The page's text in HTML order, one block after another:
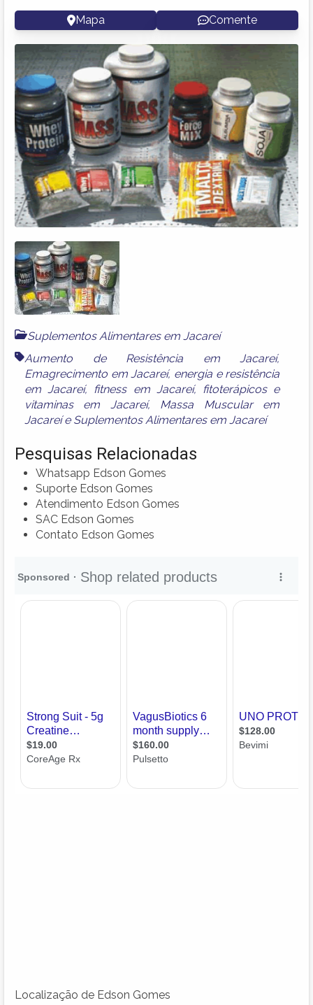
Mapa Comente
Suplementos Alimentares em Jacareí
Aumento de Resistência em Jacareí,
Emagrecimento em Jacareí, energia e resistência
em Jacareí, fitness em Jacareí, fitoterápicos e
vitaminas em Jacareí, Massa Muscular em
Jacareíe Suplementos Alimentares em Jacareí
Pesquisas Relacionadas
Whatsapp Edson Gomes
Suporte Edson Gomes
Atendimento Edson Gomes
SAC Edson Gomes
Contato Edson Gomes
Localização de Edson Gomes